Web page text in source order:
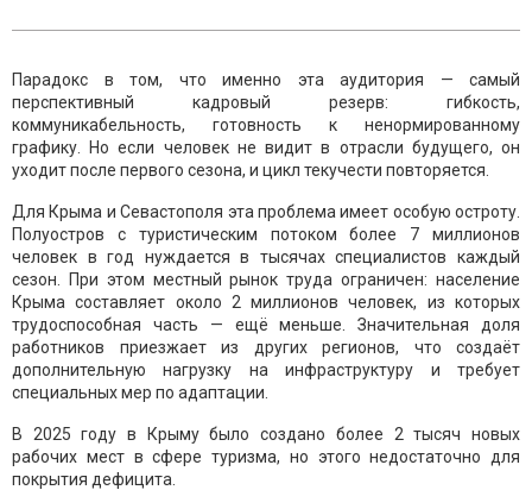
Парадокс в том, что именно эта аудитория — самый
перспективный кадровый резерв: гибкость,
коммуникабельность, готовность к ненормированному
графику. Но если человек не видит в отрасли будущего, он
уходит после первого сезона, и цикл текучести повторяется.
Для Крыма и Севастополя эта проблема имеет особую остроту.
Полуостров с туристическим потоком более 7 миллионов
человек в год нуждается в тысячах специалистов каждый
сезон. При этом местный рынок труда ограничен: население
Крыма составляет около 2 миллионов человек, из которых
трудоспособная часть — ещё меньше. Значительная доля
работников приезжает из других регионов, что создаёт
дополнительную нагрузку на инфраструктуру и требует
специальных мер по адаптации.
В 2025 году в Крыму было создано более 2 тысяч новых
рабочих мест в сфере туризма, но этого недостаточно для
покрытия дефицита.